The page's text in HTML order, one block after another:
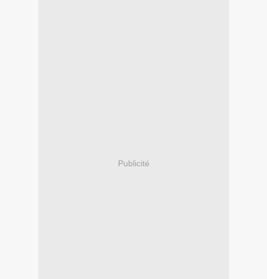
Publicité